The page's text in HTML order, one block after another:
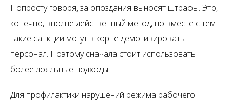
Попросту говоря, за опоздания выносят штрафы. Это,
конечно, вполне действенный метод, но вместе с тем
такие санкции могут в корне демотивировать
персонал. Поэтому сначала стоит использовать
более лояльные подходы.
Для профилактики нарушений режима рабочего